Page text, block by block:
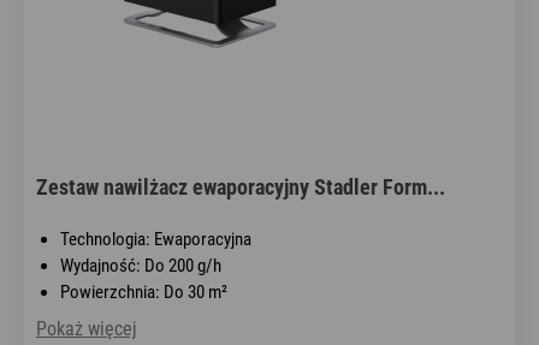
Zestaw nawilżacz ewaporacyjny Stadler Form...
Technologia: Ewaporacyjna
Wydajność: Do 200 g/h
Powierzchnia: Do 30 m²
Pokaż więcej